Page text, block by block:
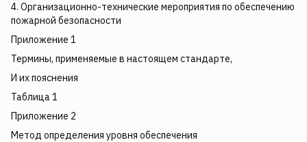
4. Организационно-технические мероприятия по обеспечению
пожарной безопасности
Приложение 1
Термины, применяемые в настоящем стандарте,
И их пояснения
Таблица 1
Приложение 2
Метод определения уровня обеспечения